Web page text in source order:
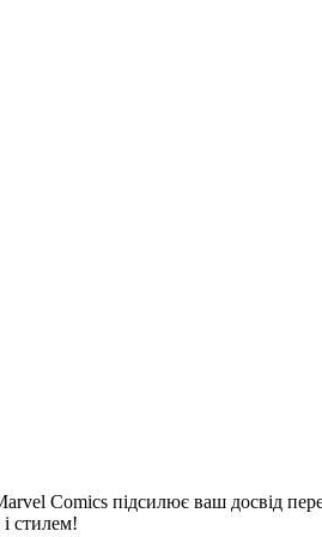
Comics підсилює ваш досвід
стилем!